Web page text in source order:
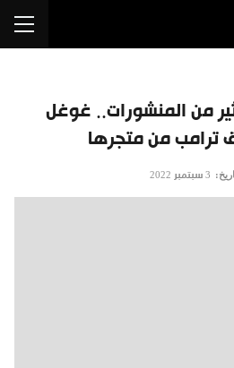
من المنشورات.. غوغل
ترامب من متجرها
3 سبتمبر 2022